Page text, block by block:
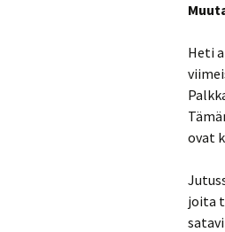
Heti
ovat
joita